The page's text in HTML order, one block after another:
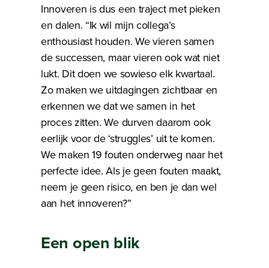
Innoveren is dus een traject met pieken
en dalen. “Ik wil mijn collega’s
enthousiast houden. We vieren samen
de successen, maar vieren ook wat niet
lukt. Dit doen we sowieso elk kwartaal.
Zo maken we uitdagingen zichtbaar en
erkennen we dat we samen in het
proces zitten. We durven daarom ook
eerlijk voor de ‘struggles’ uit te komen.
We maken 19 fouten onderweg naar het
perfecte idee. Als je geen fouten maakt,
neem je geen risico, en ben je dan wel
aan het innoveren?”
Een open blik